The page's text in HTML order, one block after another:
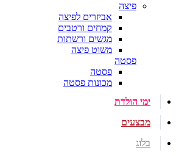
פיצה
אביזרים לפיצה
קמחים ורטבים
מגשים ורשתות
משוט פיצה
פסטה
פסטה
מכונות פסטה
ימי הולדת
מבצעים
בלוג